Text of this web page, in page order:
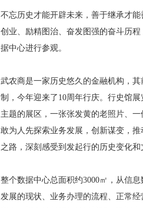
不忘历史才能开辟未来，善于继承才
创业、励精图治、奋发图强的奋斗历
据中心进行参观。
武农商是一家历史悠久的金融机构，
制，今年迎来了10周年行庆。行史馆
主题的展区，一张张发黄的老照片、
敢为人先探索业务发展，创新谋变，
之路，深刻感受到发起行的历史变化和
整个数据中心总面积约3000㎡，从信
发展的现状、业务办理的流程、正常